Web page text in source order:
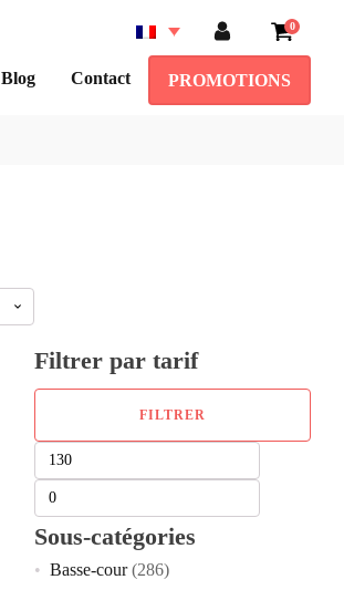
0
Blog Contact PROMOTIONS
Filtrer par tarif
Prix
min
Prix
max
FILTRER
Sous-catégories
Basse-cour (286)